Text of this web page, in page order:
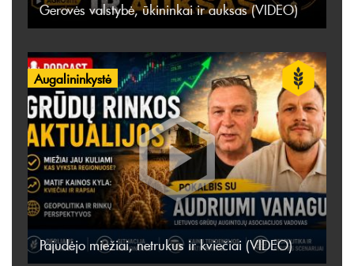
Gerovės valstybė, ūkininkai ir auksas (VIDEO)
Augalininkystė
Pajudėjo miežiai, netrukus ir kviečiai (VIDEO)